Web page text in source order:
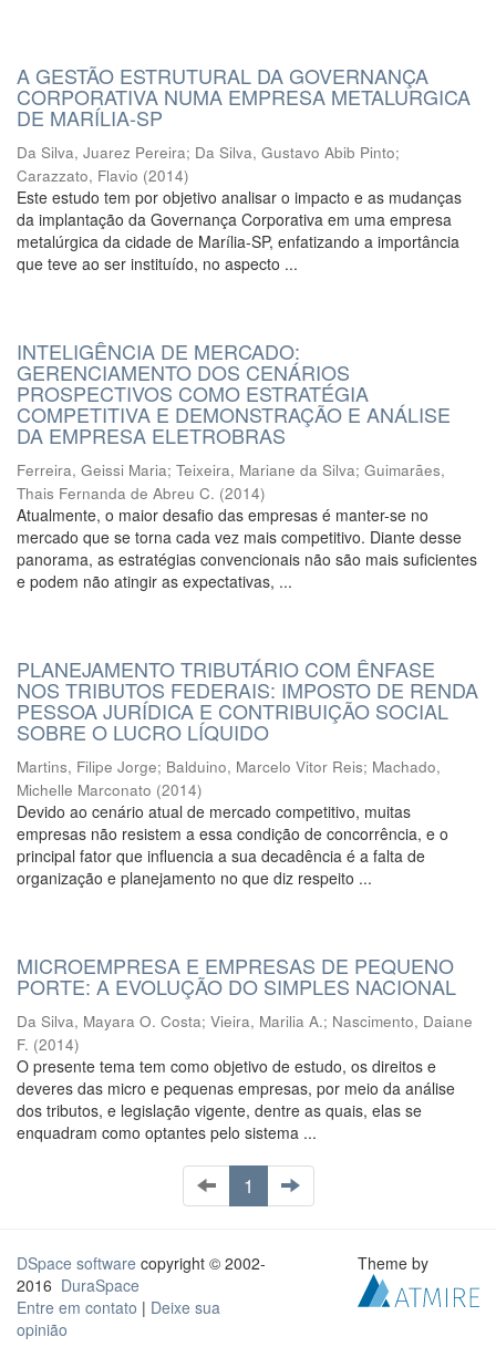
A GESTÃO ESTRUTURAL DA GOVERNANÇA
CORPORATIVA NUMA EMPRESA METALURGICA
DE MARÍLIA-SP
Da Silva, Juarez Pereira; Da Silva, Gustavo Abib Pinto;
Carazzato, Flavio (2014)
Este estudo tem por objetivo analisar o impacto e as mudanças
da implantação da Governança Corporativa em uma empresa
metalúrgica da cidade de Marília-SP, enfatizando a importância
que teve ao ser instituído, no aspecto ...
INTELIGÊNCIA DE MERCADO:
GERENCIAMENTO DOS CENÁRIOS
PROSPECTIVOS COMO ESTRATÉGIA
COMPETITIVA E DEMONSTRAÇÃO E ANÁLISE
DA EMPRESA ELETROBRAS
Ferreira, Geissi Maria; Teixeira, Mariane da Silva; Guimarães,
Thais Fernanda de Abreu C. (2014)
Atualmente, o maior desafio das empresas é manter-se no
mercado que se torna cada vez mais competitivo. Diante desse
panorama, as estratégias convencionais não são mais suficientes
e podem não atingir as expectativas, ...
PLANEJAMENTO TRIBUTÁRIO COM ÊNFASE
NOS TRIBUTOS FEDERAIS: IMPOSTO DE RENDA
PESSOA JURÍDICA E CONTRIBUIÇÃO SOCIAL
SOBRE O LUCRO LÍQUIDO
Martins, Filipe Jorge; Balduino, Marcelo Vitor Reis; Machado,
Michelle Marconato (2014)
Devido ao cenário atual de mercado competitivo, muitas
empresas não resistem a essa condição de concorrência, e o
principal fator que influencia a sua decadência é a falta de
organização e planejamento no que diz respeito ...
MICROEMPRESA E EMPRESAS DE PEQUENO
PORTE: A EVOLUÇÃO DO SIMPLES NACIONAL
Da Silva, Mayara O. Costa; Vieira, Marilia A.; Nascimento, Daiane
F. (2014)
O presente tema tem como objetivo de estudo, os direitos e
deveres das micro e pequenas empresas, por meio da análise
dos tributos, e legislação vigente, dentre as quais, elas se
enquadram como optantes pelo sistema ...
1
DSpace software copyright © 2002-
2016 DuraSpace
Entre em contato | Deixe sua
opinião
Theme by